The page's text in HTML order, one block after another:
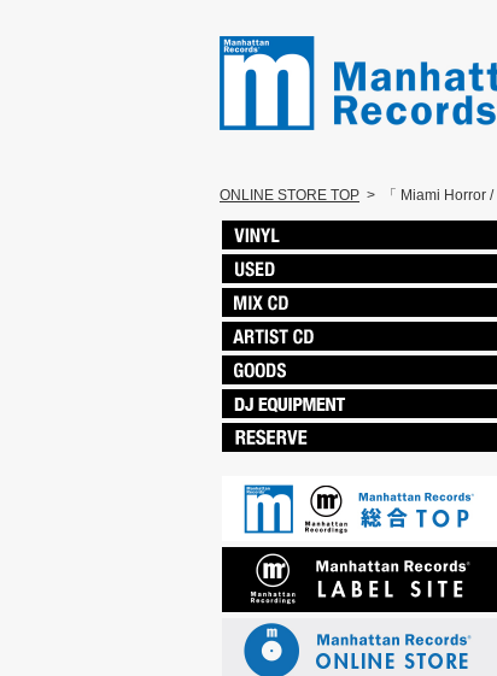
ONLINE STORE TOP > 「 Miami Horror